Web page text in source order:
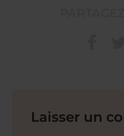
Laisser un